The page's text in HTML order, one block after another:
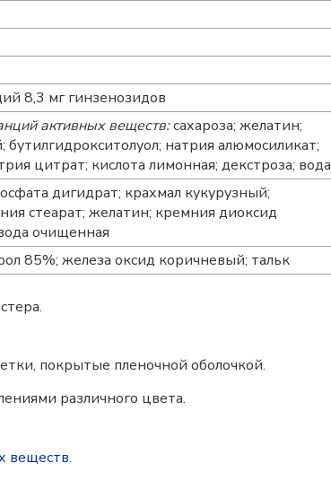
8,3 мг гинзенозидов
активных веществ:сахароза; желатин;
натрия алюмосиликат;
цитрат; кислота лимонная; декстроза; вода
дигидрат; крахмал кукурузный;
стеарат; желатин; кремния диоксид
очищенная
85%; железа оксид коричневый; тальк
покрытые пленочной оболочкой.
различного цвета.
веществ.